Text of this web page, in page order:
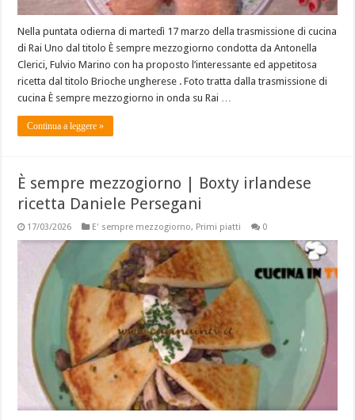
Nella puntata odierna di martedì 17 marzo della trasmissione di cucina
di Rai Uno dal titolo È sempre mezzogiorno condotta da Antonella
Clerici, Fulvio Marino con ha proposto l’interessante ed appetitosa
ricetta dal titolo Brioche ungherese . Foto tratta dalla trasmissione di
cucina È sempre mezzogiorno in onda su Rai …
Continua a leggere »
È sempre mezzogiorno | Boxty irlandese
ricetta Daniele Persegani
17/03/2026 E' sempre mezzogiorno, Primi piatti 0